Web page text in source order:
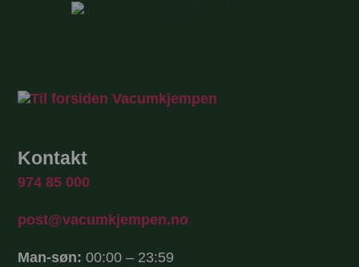
Kontakt
974 85 000
post@vacumkjempen.no
Man-søn: 00:00 – 23:59